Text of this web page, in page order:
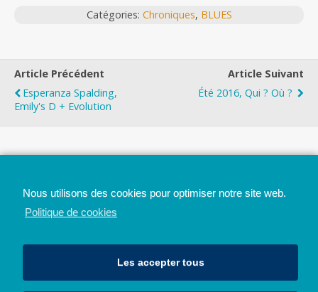
Catégories: Chroniques, BLUES
Article Précédent
Esperanza Spalding,
Emily's D + Evolution
Article Suivant
Été 2016, Qui ? Où ?
Nous utilisons des cookies pour optimiser notre site web.
Politique de cookies
Les accepter tous